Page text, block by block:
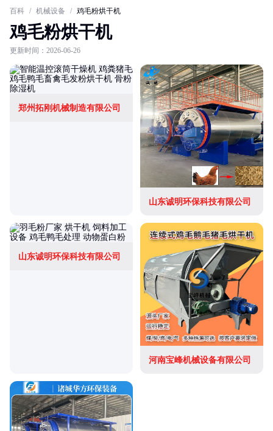
百科 / 机械设备 / 鸡毛粉烘干机
鸡毛粉烘干机
更新时间：2026-06-26
郑州拓刚机械制造有限公司
山东诚明环保科技有限公司
山东诚明环保科技有限公司
河南宝峰机械设备有限公司